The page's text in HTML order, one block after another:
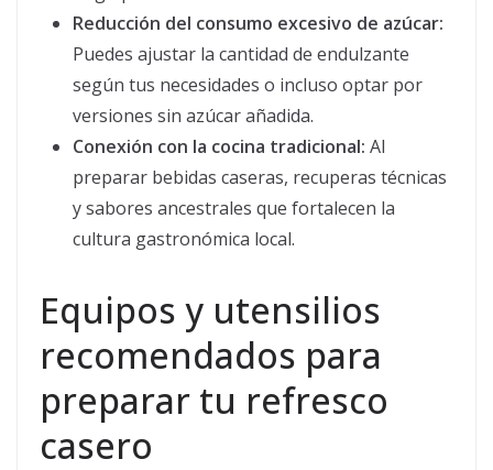
Reducción del consumo excesivo de azúcar:
Puedes ajustar la cantidad de endulzante
según tus necesidades o incluso optar por
versiones sin azúcar añadida.
Conexión con la cocina tradicional: Al
preparar bebidas caseras, recuperas técnicas
y sabores ancestrales que fortalecen la
cultura gastronómica local.
Equipos y utensilios
recomendados para
preparar tu refresco
casero